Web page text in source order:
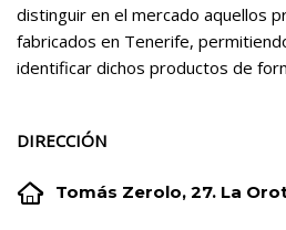
distinguir en el mercado aquellos
fabricados en Tenerife,
identificar dichos productos de
DIRECCIÓN

 Tomás Zerolo, 27. La